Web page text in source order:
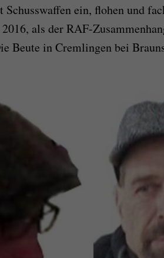
Schusswaffen ein, flohen und
als der RAF-
Beute in Cremlingen bei